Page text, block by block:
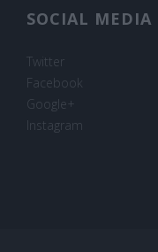
SOCIAL MEDIA
Twitter
Facebook
Google+
Instagram